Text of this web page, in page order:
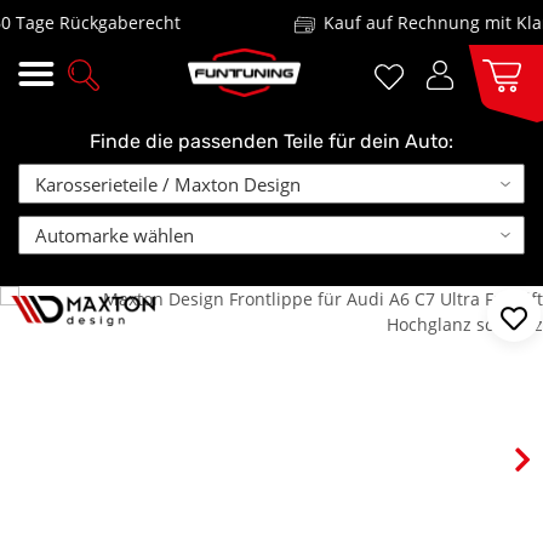
Rückgaberecht Kauf auf Rechnung mit
Finde die passenden Teile für dein Auto: